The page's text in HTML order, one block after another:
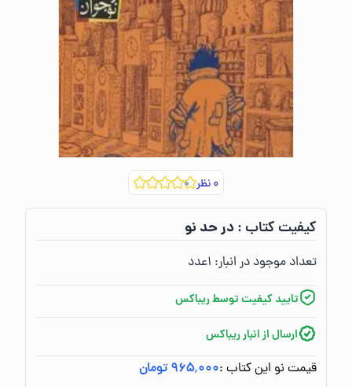
۰نظر
کیفیت کتاب :‌در حد نو
تعداد موجود در انبار:‌ ۱عدد
تایید کیفیت توسط ریباکس
ارسال از انبار ریباکس
قیمت نو این کتاب :۹۶۵٬۰۰۰ تومان